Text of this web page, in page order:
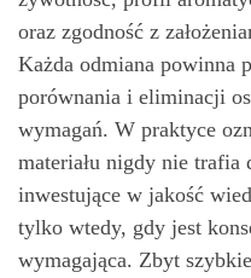
oraz zgodność z
Każda odmiana powinna
porównania i eliminacji
wymagań. W praktyce
materiału nigdy nie
inwestujące w jakość
tylko wtedy, gdy jest
wymagająca. Zbyt